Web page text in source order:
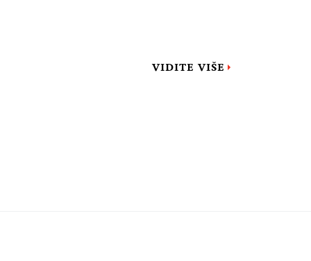
VIDITE VIŠE